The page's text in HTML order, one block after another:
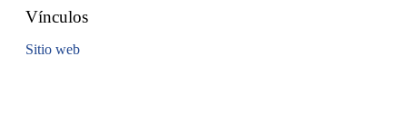
Vínculos
Sitio web